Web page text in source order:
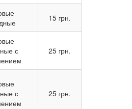
15 грн.
с
25 грн.
с
25 грн.